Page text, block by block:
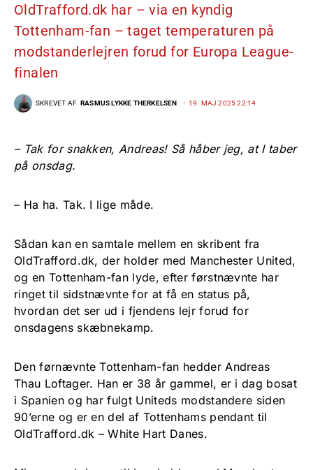
OldTrafford.dk har – via en kyndig
Tottenham-fan – taget temperaturen på
modstanderlejren forud for Europa League-
finalen
SKREVET AF RASMUS LYKKE THERKELSEN 19. MAJ 2025 22:14
– Tak for snakken, Andreas! Så håber jeg, at I taber
på onsdag.
– Ha ha. Tak. I lige måde.
Sådan kan en samtale mellem en skribent fra
OldTrafford.dk, der holder med Manchester United,
og en Tottenham-fan lyde, efter førstnævnte har
ringet til sidstnævnte for at få en status på,
hvordan det ser ud i fjendens lejr forud for
onsdagens skæbnekamp.
Den førnævnte Tottenham-fan hedder Andreas
Thau Loftager. Han er 38 år gammel, er i dag bosat
i Spanien og har fulgt Uniteds modstandere siden
90’erne og er en del af Tottenhams pendant til
OldTrafford.dk – White Hart Danes.